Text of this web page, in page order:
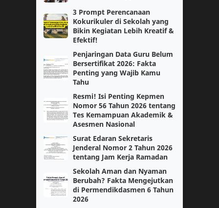
Guru Kelas
Kokurikuler
PJOK
Pendidikan Pancasila Sejarah
paskibraka
3 Prompt Perencanaan
Kokurikuler di Sekolah yang
Bikin Kegiatan Lebih Kreatif &
Efektif!
Penjaringan Data Guru Belum
Bersertifikat 2026: Fakta
Penting yang Wajib Kamu
Tahu
Resmi! Isi Penting Kepmen
Nomor 56 Tahun 2026 tentang
Tes Kemampuan Akademik &
Asesmen Nasional
Surat Edaran Sekretaris
Jenderal Nomor 2 Tahun 2026
tentang Jam Kerja Ramadan
Sekolah Aman dan Nyaman
Berubah? Fakta Mengejutkan
di Permendikdasmen 6 Tahun
2026